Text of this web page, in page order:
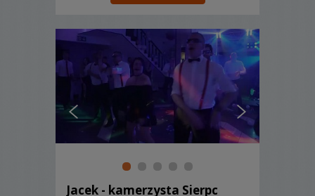
Jacek - kamerzysta Sierpc